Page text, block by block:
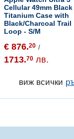
Cellular 49mm Black
Titanium Case with
Black/Charcoal Trail
Loop - S/M
€ 876.20 /
1713.70 лв.
виж всички